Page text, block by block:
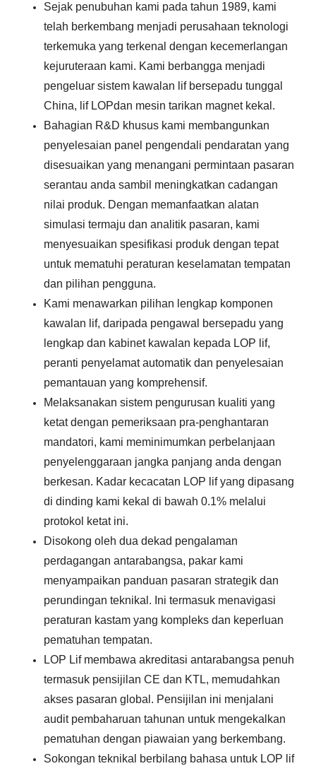
Sejak penubuhan kami pada tahun 1989, kami
telah berkembang menjadi perusahaan teknologi
terkemuka yang terkenal dengan kecemerlangan
kejuruteraan kami. Kami berbangga menjadi
pengeluar sistem kawalan lif bersepadu tunggal
China, lif LOPdan mesin tarikan magnet kekal.
Bahagian R&D khusus kami membangunkan
penyelesaian panel pengendali pendaratan yang
disesuaikan yang menangani permintaan pasaran
serantau anda sambil meningkatkan cadangan
nilai produk. Dengan memanfaatkan alatan
simulasi termaju dan analitik pasaran, kami
menyesuaikan spesifikasi produk dengan tepat
untuk mematuhi peraturan keselamatan tempatan
dan pilihan pengguna.
Kami menawarkan pilihan lengkap komponen
kawalan lif, daripada pengawal bersepadu yang
lengkap dan kabinet kawalan kepada LOP lif,
peranti penyelamat automatik dan penyelesaian
pemantauan yang komprehensif.
Melaksanakan sistem pengurusan kualiti yang
ketat dengan pemeriksaan pra-penghantaran
mandatori, kami meminimumkan perbelanjaan
penyelenggaraan jangka panjang anda dengan
berkesan. Kadar kecacatan LOP lif yang dipasang
di dinding kami kekal di bawah 0.1% melalui
protokol ketat ini.
Disokong oleh dua dekad pengalaman
perdagangan antarabangsa, pakar kami
menyampaikan panduan pasaran strategik dan
perundingan teknikal. Ini termasuk menavigasi
peraturan kastam yang kompleks dan keperluan
pematuhan tempatan.
LOP Lif membawa akreditasi antarabangsa penuh
termasuk pensijilan CE dan KTL, memudahkan
akses pasaran global. Pensijilan ini menjalani
audit pembaharuan tahunan untuk mengekalkan
pematuhan dengan piawaian yang berkembang.
Sokongan teknikal berbilang bahasa untuk LOP lif